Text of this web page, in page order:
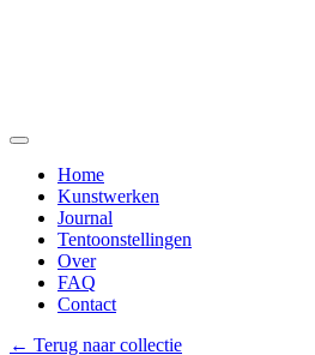
Home
Kunstwerken
Journal
Tentoonstellingen
Over
FAQ
Contact
← Terug naar collectie